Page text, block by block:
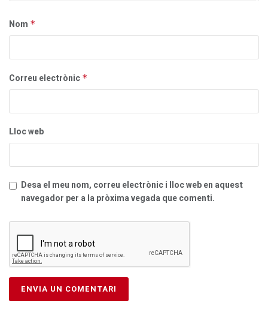
Nom *
Correu electrònic *
Lloc web
Desa el meu nom, correu electrònic i lloc web en aquest
navegador per a la pròxima vegada que comenti.